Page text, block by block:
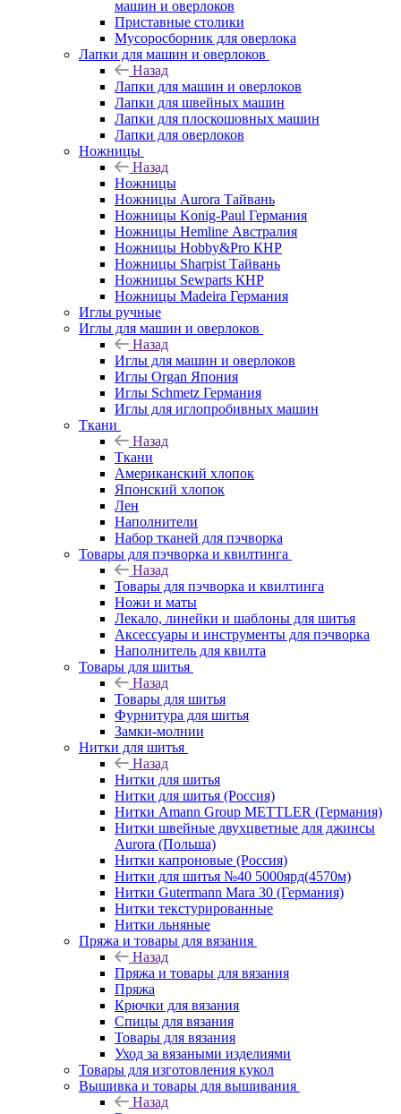
машин и оверлоков
Приставные столики
Мусоросборник для оверлока
Лапки для машин и оверлоков
Назад
Лапки для машин и оверлоков
Лапки для швейных машин
Лапки для плоскошовных машин
Лапки для оверлоков
Ножницы
Назад
Ножницы
Ножницы Aurora Тайвань
Ножницы Konig-Paul Германия
Ножницы Hemline Австралия
Ножницы Hobby&Pro КНР
Ножницы Sharpist Тайвань
Ножницы Sewparts КНР
Ножницы Madeira Германия
Иглы ручные
Иглы для машин и оверлоков
Назад
Иглы для машин и оверлоков
Иглы Organ Япония
Иглы Schmetz Германия
Иглы для иглопробивных машин
Ткани
Назад
Ткани
Американский хлопок
Японский хлопок
Лен
Наполнители
Набор тканей для пэчворка
Товары для пэчворка и квилтинга
Назад
Товары для пэчворка и квилтинга
Ножи и маты
Лекало, линейки и шаблоны для шитья
Аксессуары и инструменты для пэчворка
Наполнитель для квилта
Товары для шитья
Назад
Товары для шитья
Фурнитура для шитья
Замки-молнии
Нитки для шитья
Назад
Нитки для шитья
Нитки для шитья (Россия)
Нитки Amann Group METTLER (Германия)
Нитки швейные двухцветные для джинсы
Aurora (Польша)
Нитки капроновые (Россия)
Нитки для шитья №40 5000ярд(4570м)
Нитки Gutermann Mara 30 (Германия)
Нитки текстурированные
Нитки льняные
Пряжа и товары для вязания
Назад
Пряжа и товары для вязания
Пряжа
Крючки для вязания
Спицы для вязания
Товары для вязания
Уход за вязаными изделиями
Товары для изготовления кукол
Вышивка и товары для вышивания
Назад